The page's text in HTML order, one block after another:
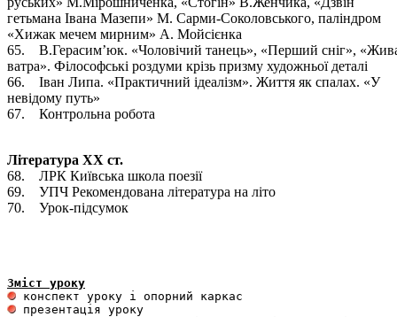
гетьмана Івана Мазепи» М. Сарми-Соколовського, паліндром
«Хижак мечем мирним» А. Мойсієнка
65. В.Герасим’юк. «Чоловічий танець», «Перший сніг»,
ватра». Філософські роздуми крізь призму художньої деталі
66. Іван Липа. «Практичний ідеалізм». Життя як спалах. «У
невідому путь»
67. Контрольна робота
Література ХХ ст.
68. ЛРК Київська школа поезії
69. УПЧ Рекомендована література на літо
70. Урок-підсумок
Зміст уроку